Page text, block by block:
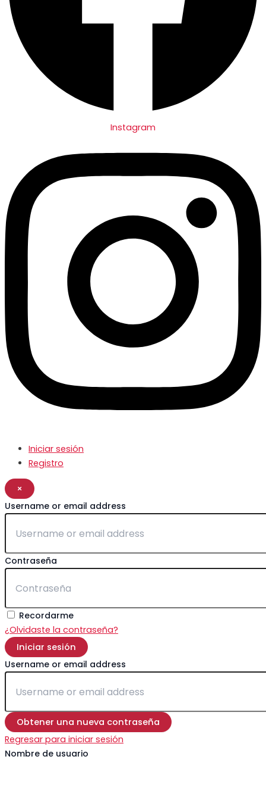
Instagram
Iniciar sesión
Registro
×
Username or email address
Contraseña
Recordarme
¿Olvidaste la contraseña?
Iniciar sesión
Username or email address
Obtener una nueva contraseña
Regresar para iniciar sesión
Nombre de usuario